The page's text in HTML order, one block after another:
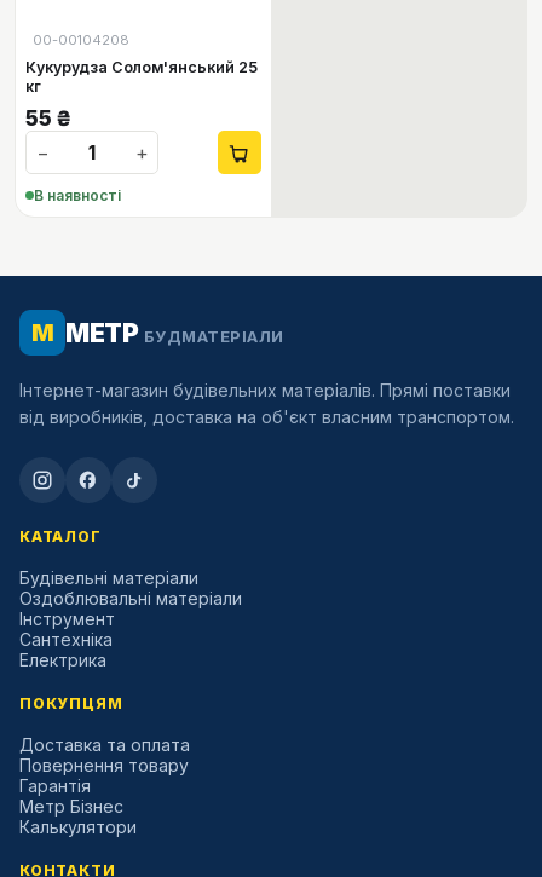
00-00104208
Кукурудза Солом'янський 25
кг
55 ₴
−
+
В наявності
М МЕТР БУДМАТЕРІАЛИ
Інтернет-магазин будівельних матеріалів. Прямі поставки
від виробників, доставка на об'єкт власним транспортом.
КАТАЛОГ
Будівельні матеріали
Оздоблювальні матеріали
Інструмент
Сантехніка
Електрика
ПОКУПЦЯМ
Доставка та оплата
Повернення товару
Гарантія
Метр Бізнес
Калькулятори
КОНТАКТИ